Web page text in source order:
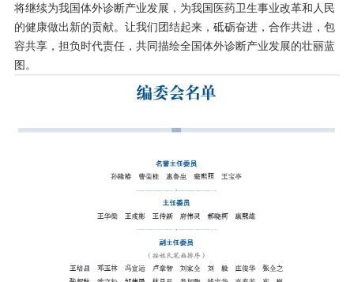
将继续为我国体外诊断产业发展，为我国医药卫生事业改革和人民
的健康做出新的贡献。让我们团结起来，砥砺奋进，合作共进，包
容共享，担负时代责任，共同描绘全国体外诊断产业发展的壮丽蓝
图。